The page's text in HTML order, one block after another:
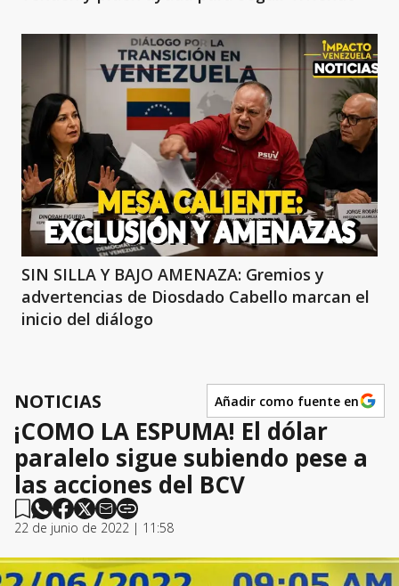
SIN SILLA Y BAJO AMENAZA: Gremios y
advertencias de Diosdado Cabello marcan el
inicio del diálogo
NOTICIAS Añadir como fuente en
¡COMO LA ESPUMA! El dólar
paralelo sigue subiendo pese a
las acciones del BCV
22 de junio de 2022 | 11:58